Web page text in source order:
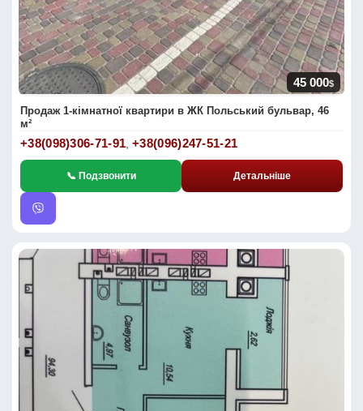
45 000$
Продаж 1-кімнатної квартири в ЖК Польський бульвар, 46
м²
+38(098)306-71-91 ,+38(096)247-51-21
📞 Подзвонити Детальніше